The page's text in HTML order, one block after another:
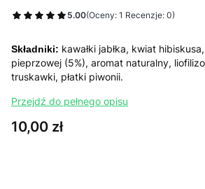
5.00(Oceny: 1 Recenzje: 0)
Składniki: kawałki jabłka, kwiat
pieprzowej (5%), aromat naturalny,
truskawki, płatki piwonii.
Przejdź do pełnego opisu
Cena
10,00 zł